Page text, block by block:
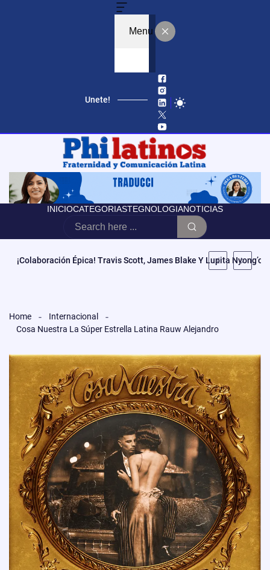
Menu
Unete!
INICIOCATEGORIASTEGNOLOGIANOTICIAS
Educación, Autonomía Y Poder Cívico: El Modelo De CCATE Que
Home
Internacional
Cosa Nuestra La Súper Estrella Latina Rauw Alejandro